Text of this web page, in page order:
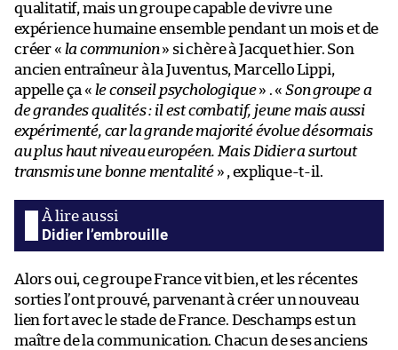
qualitatif, mais un groupe capable de vivre une
expérience humaine ensemble pendant un mois et de
créer « la communion» si chère à Jacquet hier. Son
ancien entraîneur à la Juventus, Marcello Lippi,
appelle ça « le conseil psychologique» . «Son groupe a
de grandes qualités : il est combatif, jeune mais aussi
expérimenté, car la grande majorité évolue désormais
au plus haut niveau européen. Mais Didier a surtout
transmis une bonne mentalité» , explique-t-il.
Didier l’embrouille
Alors oui, ce groupe France vit bien, et les récentes
sorties l’ont prouvé, parvenant à créer un nouveau
lien fort avec le stade de France. Deschamps est un
maître de la communication. Chacun de ses anciens